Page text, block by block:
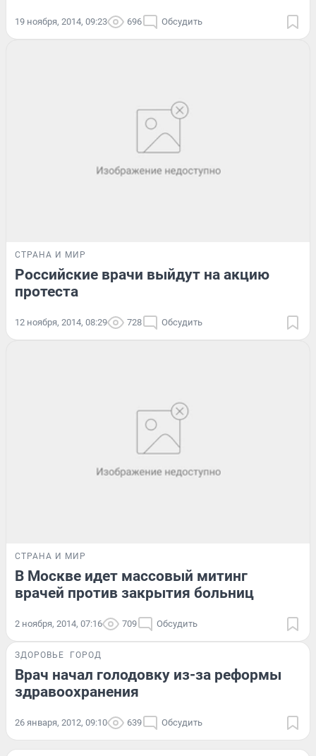
19 ноября, 2014, 09:23 696 Обсудить
СТРАНА И МИР
Российские врачи выйдут на акцию
протеста
12 ноября, 2014, 08:29 728 Обсудить
СТРАНА И МИР
В Москве идет массовый митинг
врачей против закрытия больниц
2 ноября, 2014, 07:16 709 Обсудить
ЗДОРОВЬЕ ГОРОД
Врач начал голодовку из-за реформы
здравоохранения
26 января, 2012, 09:10 639 Обсудить